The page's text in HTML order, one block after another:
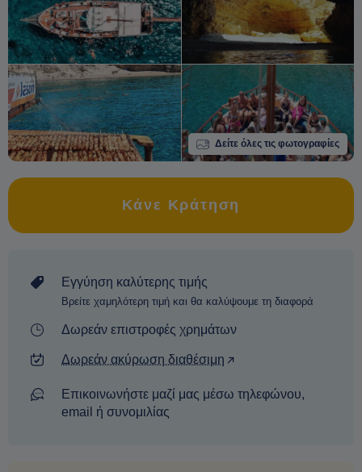
Δείτε όλες τις φωτογραφίες
Κάνε Κράτηση
Εγγύηση καλύτερης τιμής
Βρείτε χαμηλότερη τιμή και θα καλύψουμε τη διαφορά
Δωρεάν επιστροφές χρημάτων
Δωρεάν ακύρωση διαθέσιμη
Επικοινωνήστε μαζί μας μέσω τηλεφώνου,
email ή συνομιλίας